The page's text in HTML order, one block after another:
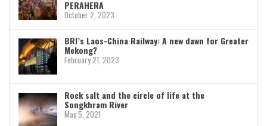
PERAHERA
October 2, 2023
BRI’s Laos-China Railway: A new dawn for Greater
Mekong?
February 21, 2023
Rock salt and the circle of life at the
Songkhram River
May 5, 2021